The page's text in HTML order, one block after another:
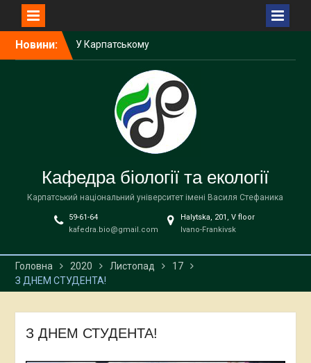
Новини:
Стефаника відбудеться
практична зустріч
Викладачка кафедри
біології та екології
виступила спікеркою
програми SheLeads
У Карпатському
національному
університеті завершилася
дводенна науково-
практична зустріч,
присвячена
природоохоронним
Кафедра біології та екології
Карпатський національний університет імені Василя Стефаника
59-61-64
kafedra.bio@gmail.com
Halytska, 201, V floor
Ivano-Frankivsk
Головна 2020 Листопад
17
З ДНЕМ СТУДЕНТА!
З ДНЕМ СТУДЕНТА!